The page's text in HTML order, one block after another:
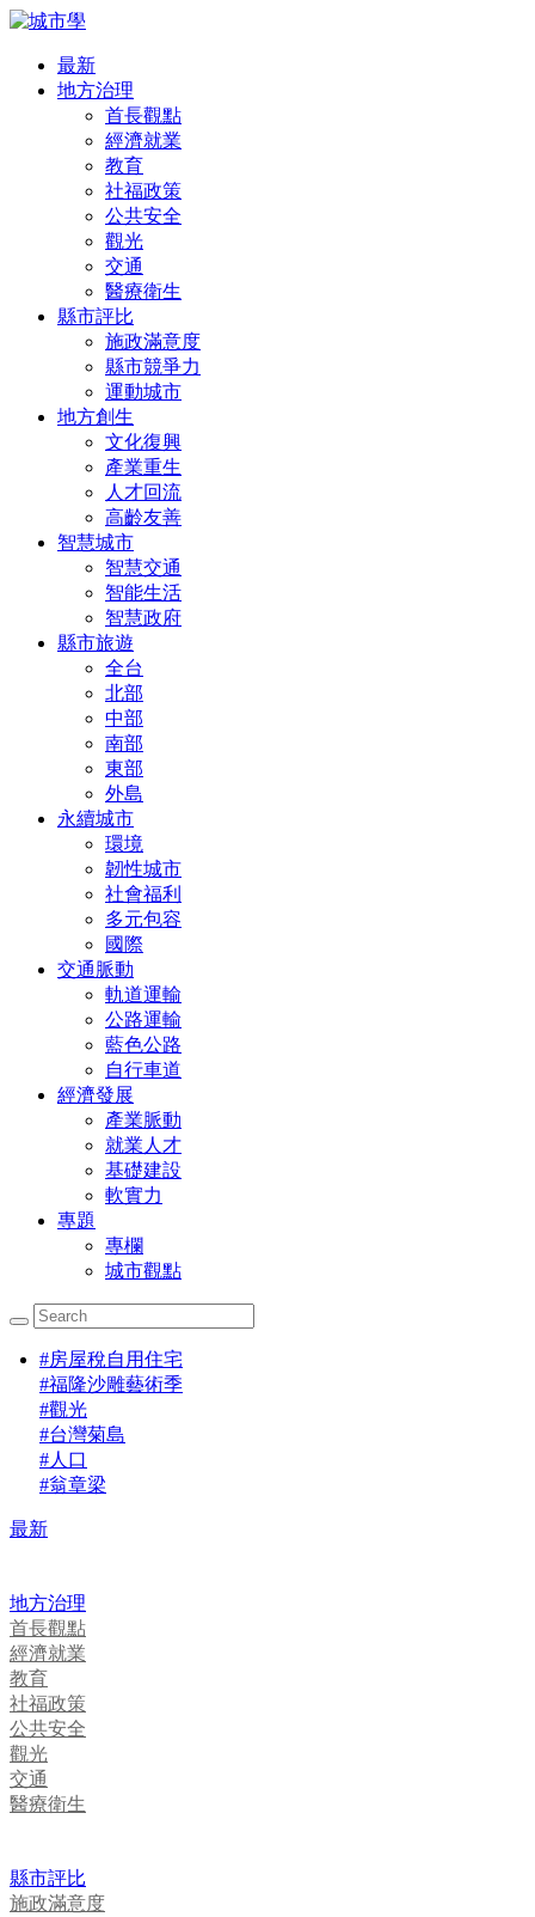
最新
地方治理
首長觀點
經濟就業
教育
社福政策
公共安全
觀光
交通
醫療衛生
縣市評比
施政滿意度
縣市競爭力
運動城市
地方創生
文化復興
產業重生
人才回流
高齡友善
智慧城市
智慧交通
智能生活
智慧政府
縣市旅遊
全台
北部
中部
南部
東部
外島
永續城市
環境
韌性城市
社會福利
多元包容
國際
交通脈動
軌道運輸
公路運輸
藍色公路
自行車道
經濟發展
產業脈動
就業人才
基礎建設
軟實力
專題
專欄
城市觀點
#房屋稅自用住宅
#福隆沙雕藝術季
#觀光
#台灣菊島
#人口
#翁章梁
最新
地方治理
首長觀點
經濟就業
教育
社福政策
公共安全
觀光
交通
醫療衛生
縣市評比
施政滿意度